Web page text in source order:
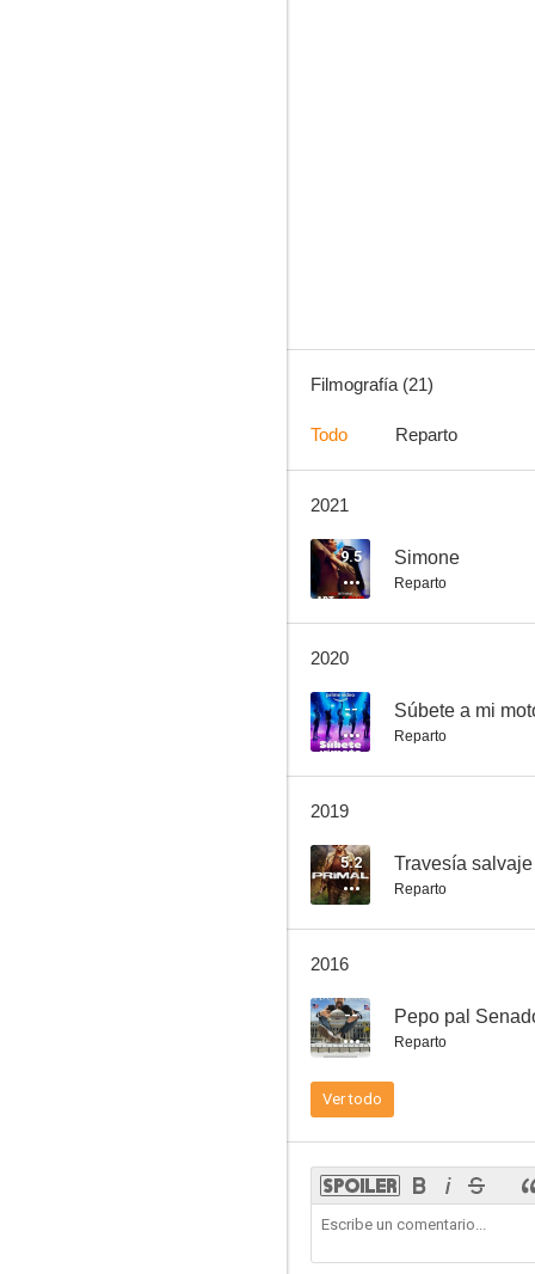
Filmografía (21)
Todo Reparto
2021
9.5 Simone
Reparto
2020
-- Súbete a mi
Reparto
2019
5.2 Travesía salvaje
Reparto
2016
-- Pepo pal
Reparto
Ver todo